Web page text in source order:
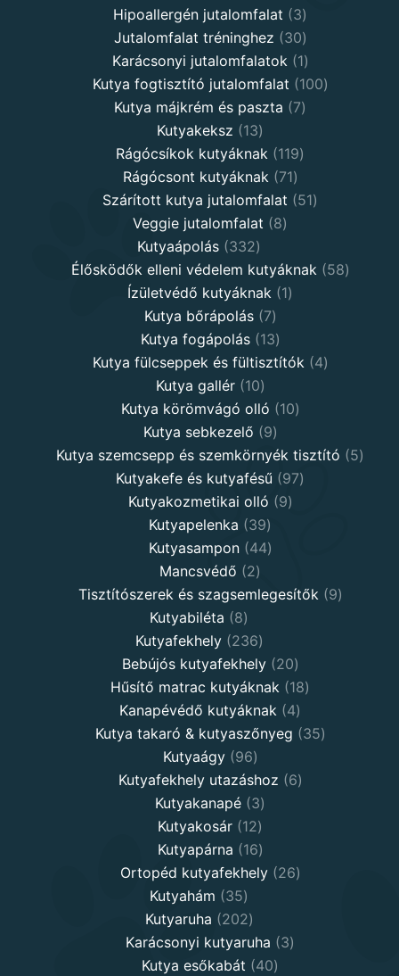
Hipoallergén jutalomfalat 33
products
Jutalomfalat tréninghez 3030
products
Karácsonyi jutalomfalatok 11
product
Kutya fogtisztító jutalomfalat 100100
Kutya májkrém és paszta 77
Kutyakeksz 1313
products
Rágócsíkok kutyáknak 119119
Rágócsont kutyáknak 7171
products
Szárított kutya jutalomfalat 5151
Veggie jutalomfalat 88
Kutyaápolás 332332
products
Élősködők elleni védelem kutyáknak 5858
Ízületvédő kutyáknak 11
Kutya bőrápolás 77
products
Kutya fogápolás 1313
products
Kutya fülcseppek és fültisztítók 44
Kutya gallér 1010
products
Kutya körömvágó olló 1010
Kutya sebkezelő 99
products
Kutya szemcsepp és szemkörnyék tisztító 55
Kutyakefe és kutyafésű 9797
Kutyakozmetikai olló 99
Kutyapelenka 3939
products
Kutyasampon 4444
Mancsvédő 22
products
Tisztítószerek és szagsemlegesítők 99
Kutyabiléta 88
products
Kutyafekhely 236236
products
Bebújós kutyafekhely 2020
products
Hűsítő matrac kutyáknak 1818
Kanapévédő kutyáknak 44
products
Kutya takaró & kutyaszőnyeg 3535
Kutyaágy 9696
products
Kutyafekhely utazáshoz 66
Kutyakanapé 33
products
Kutyakosár 1212
products
Kutyapárna 1616
products
Ortopéd kutyafekhely 2626
Kutyahám 3535
products
Kutyaruha 202202
products
Karácsonyi kutyaruha 33
Kutya esőkabát 4040